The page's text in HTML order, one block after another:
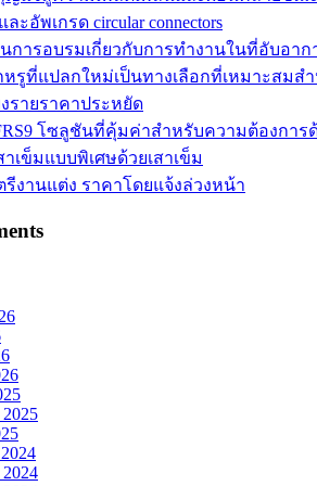
ะอัพเกรด circular connectors
การอบรมเกี่ยวกับการทำงานในที่อับอาก
หรูที่แปลกใหม่เป็นทางเลือกที่เหมาะสม
งรายราคาประหยัด
โซลูชันที่คุ้มค่าสำหรับความต้องกา
าเข็มแบบพิเศษด้วยเสาเข็ม
รีงานแต่ง ราคาโดยแจ้งล่วงหน้า
2025